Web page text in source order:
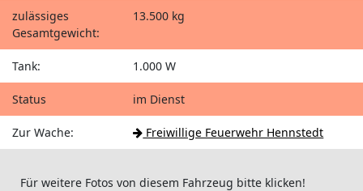
zulässiges
Gesamtgewicht:
13.500 kg
Tank: 1.000 W
Status im Dienst
Zur Wache: Freiwillige Feuerwehr Hennstedt
Für weitere Fotos von diesem Fahrzeug bitte klicken!